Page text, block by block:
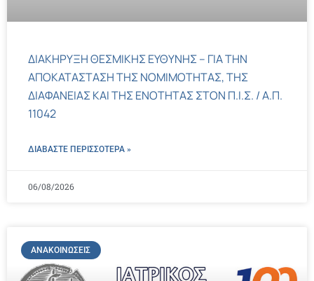
ΔΙΑΚΗΡΥΞΗ ΘΕΣΜΙΚΗΣ ΕΥΘΥΝΗΣ – ΓΙΑ ΤΗΝ
ΑΠΟΚΑΤΑΣΤΑΣΗ ΤΗΣ ΝΟΜΙΜΟΤΗΤΑΣ, ΤΗΣ
ΔΙΑΦΑΝΕΙΑΣ ΚΑΙ ΤΗΣ ΕΝΟΤΗΤΑΣ ΣΤΟΝ Π.Ι.Σ. / Α.Π.
11042
ΔΙΑΒΑΣΤΕ ΠΕΡΙΣΣΌΤΕΡΑ »
06/08/2026
ΑΝΑΚΟΙΝΏΣΕΙΣ